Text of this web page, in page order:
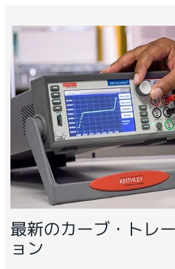
型名
アプリケー
ソフトウ
アクセサ
ビデオ
技術情
最新のカーブ・トレ
ョン